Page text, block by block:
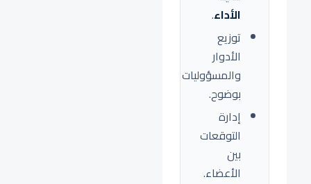
الأداء.
توزيع
الأدوار
والمسؤوليات
بوضوح.
إدارة
التوقعات
بين
الأعضاء.